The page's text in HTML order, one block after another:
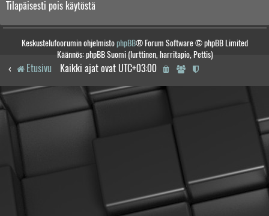
Tilapäisesti pois käytöstä
Keskustelufoorumin ohjelmistophpBB® Forum Software © phpBB Limited
Käännös: phpBB Suomi (lurttinen, harritapio, Pettis)
Etusivu Kaikki ajat ovat UTC+03:00